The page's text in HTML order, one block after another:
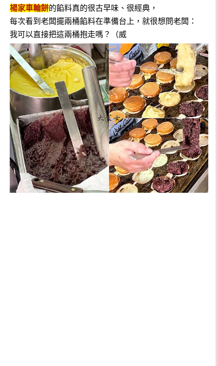
楊家車輪餅的餡料真的很古早味、很經典，
每次看到老闆擺兩桶餡料在準備台上，就很想問老闆：
我可以直接把這兩桶抱走嗎？（威